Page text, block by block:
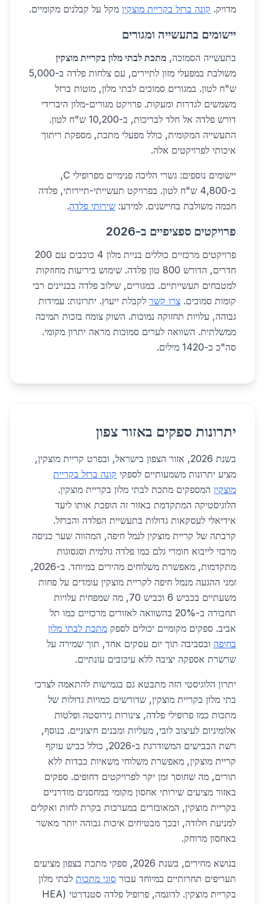
מדויק. קונה ברזל בקריית מוצקין מקל על קבלנים מקומיים.
יישומים בתעשייה ומגורים
בתעשייה הסמוכה, מתכת לבתי מלון בקריית מוצקין
משולבת במפעלי מזון לתיירים, עם צלחות פלדה ב-5,000
ש"ח לטון. במגורים סמוכים לבתי מלון, מוטות ברזל
משמשים לגדרות ומעקות. פרויקט מגורים-מלון היברידי
דורש פלדה אל חלד לבריכות, ב-10,200 ש"ח לטון.
התעשייה המקומית, כולל מפעלי מתכת, מספקת ריתוך
איכותי לפרויקטים אלה.
יישומים נוספים: גשרי הליכה פנימיים מפרופילי C,
ב-4,800 ש"ח לטון. בפרויקט תעשייתי-תיירותי, פלדה
חכמה משולבת בחיישנים. למידע: שירותי פלדה.
פרויקטים ספציפיים ב-2026
פרויקטים מרכזיים כוללים בניית מלון 4 כוכבים עם 200
חדרים, הדורש 800 טון פלדה. שימוש ביריעות מחוזקות
למטבחים תעשייתיים. במגורים, שילוב פלדה בבניינים רבי
קומות סמוכים. צרו קשר לקבלת ייעוץ. יתרונות: עמידות
גבוהה, עלויות תחזוקה נמוכות. השוק צומח בזכות תמיכה
ממשלתית. השוואה לערים סמוכות מראה יתרון מקומי.
סה"כ כ-1420 מילים.
יתרונות ספקים באזור צפון
בשנת 2026, אזור הצפון בישראל, ובפרט קריית מוצקין,
מציע יתרונות משמעותיים לספקי קונה ברזל בקריית
מוצקין המספקים מתכת לבתי מלון בקריית מוצקין.
הלוגיסטיקה המתקדמת באזור זה הופכת אותו ליעד
אידיאלי לעסקאות גדולות בתעשיית הפלדה והברזל.
קרבתה של קריית מוצקין לנמל חיפה, המהווה שער כניסה
מרכזי לייבוא חומרי גלם כמו פלדה גולמית וסגסוגות
מתקדמות, מאפשרת משלוחים מהירים במיוחד. ב-2026,
זמני ההגעה מנמל חיפה לקריית מוצקין עומדים על פחות
משעתיים בכביש 6 וכביש 70, מה שמפחית עלויות
תחבורה ב-20% בהשוואה לאזורים מרכזיים כמו תל
אביב. ספקים מקומיים יכולים לספק מתכת לבתי מלון
בחיפה ובסביבה תוך יום עסקים אחד, תוך שמירה על
שרשרת אספקה יציבה ללא עיכובים עונתיים.
יתרון הלוגיסטי הזה מתבטא גם בגמישות להתאמה לצרכי
בתי מלון בקריית מוצקין, שדורשים כמויות גדולות של
מתכות כמו פרופילי פלדה, צינורות נירוסטה ופלטות
אלומיניום לעיצוב לובי, מעליות ומבנים חיצוניים. בנוסף,
רשת הכבישים המשודרגת ב-2026, כולל כביש עוקף
קריית מוצקין, מאפשרת משלוחי משאיות כבדות ללא
תורים, מה שחוסך זמן יקר לפרויקטים דחופים. ספקים
באזור מציעים שירותי אחסון מקומי במחסנים מודרניים
בקריית מוצקין, המאובזרים במערכות בקרת לחות ואקלים
למניעת חלודה, ובכך מבטיחים איכות גבוהה יותר מאשר
באחסון מרוחק.
בנושא מחירים, בשנת 2026, ספקי מתכת בצפון מציעים
תעריפים תחרותיים במיוחד עבור סוגי מתכות לבתי מלון
בקריית מוצקין. לדוגמה, פרופיל פלדה סטנדרטי (HEA